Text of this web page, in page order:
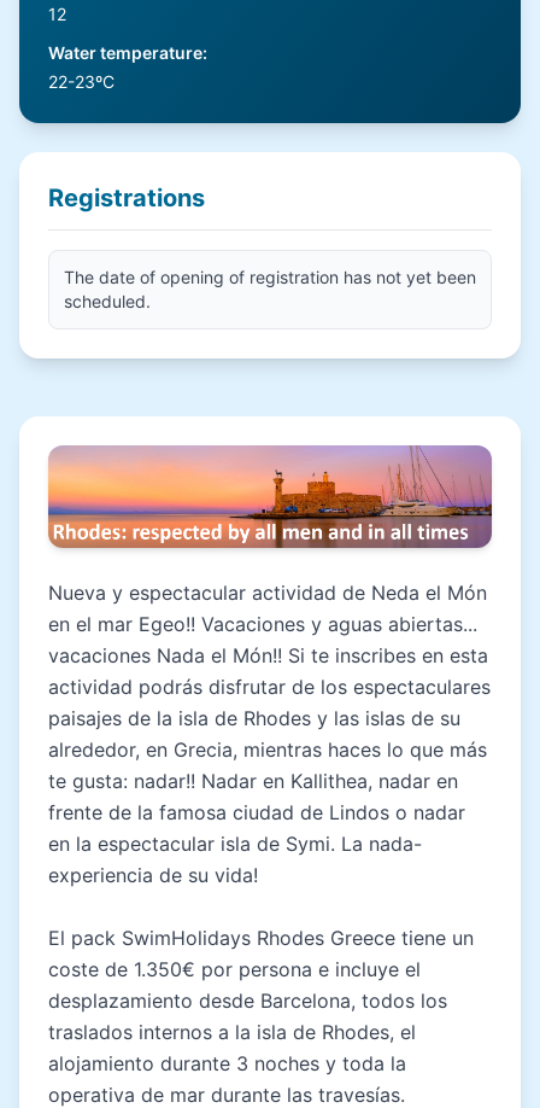
12
Water temperature:
22-23ºC
Registrations
The date of opening of registration has not yet been
scheduled.
Nueva y espectacular actividad de Neda el Món
en el mar Egeo!! Vacaciones y aguas abiertas...
vacaciones Nada el Món!! Si te inscribes en esta
actividad podrás disfrutar de los espectaculares
paisajes de la isla de Rhodes y las islas de su
alrededor, en Grecia, mientras haces lo que más
te gusta: nadar!! Nadar en Kallithea, nadar en
frente de la famosa ciudad de Lindos o nadar
en la espectacular isla de Symi. La nada-
experiencia de su vida!
El pack SwimHolidays Rhodes Greece tiene un
coste de 1.350€ por persona e incluye el
desplazamiento desde Barcelona, todos los
traslados internos a la isla de Rhodes, el
alojamiento durante 3 noches y toda la
operativa de mar durante las travesías.